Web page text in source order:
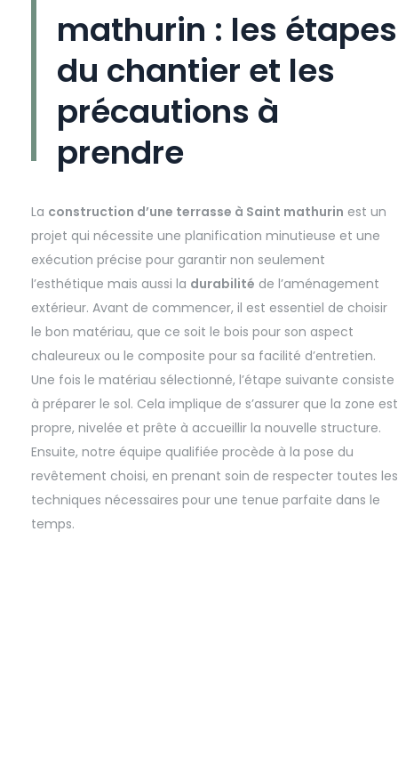
mathurin : les étapes
du chantier et les
précautions à
prendre
La construction d’une terrasse à Saint mathurin est un
projet qui nécessite une planification minutieuse et une
exécution précise pour garantir non seulement
l’esthétique mais aussi la durabilité de l’aménagement
extérieur. Avant de commencer, il est essentiel de choisir
le bon matériau, que ce soit le bois pour son aspect
chaleureux ou le composite pour sa facilité d’entretien.
Une fois le matériau sélectionné, l’étape suivante consiste
à préparer le sol. Cela implique de s’assurer que la zone est
propre, nivelée et prête à accueillir la nouvelle structure.
Ensuite, notre équipe qualifiée procède à la pose du
revêtement choisi, en prenant soin de respecter toutes les
techniques nécessaires pour une tenue parfaite dans le
temps.